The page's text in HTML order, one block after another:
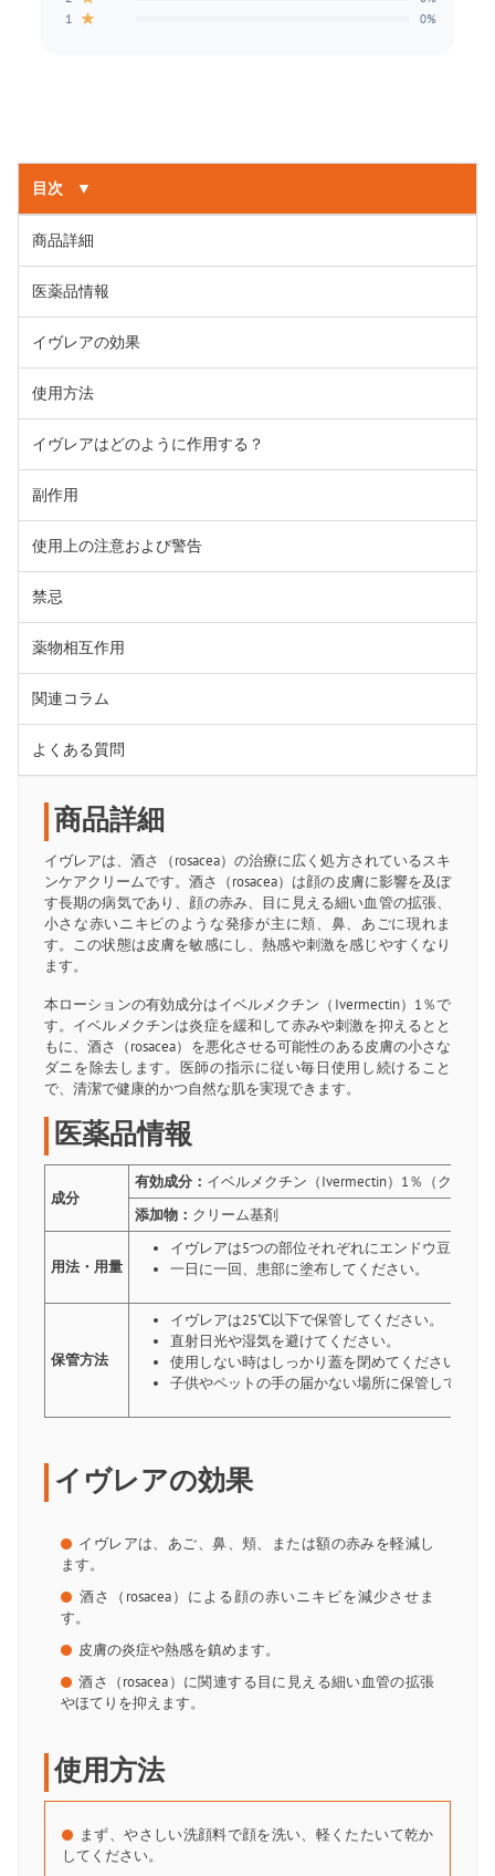
1 ★ 0%
目次 ▼
商品詳細
医薬品情報
イヴレアの効果
使用方法
イヴレアはどのように作用する？
副作用
使用上の注意および警告
禁忌
薬物相互作用
関連コラム
よくある質問
商品詳細
イヴレアは、酒さ（rosacea）の治療に広く処方されているスキ
ンケアクリームです。酒さ（rosacea）は顔の皮膚に影響を及ぼ
す長期の病気であり、顔の赤み、目に見える細い血管の拡張、
小さな赤いニキビのような発疹が主に頬、鼻、あごに現れま
す。この状態は皮膚を敏感にし、熱感や刺激を感じやすくなり
ます。
本ローションの有効成分はイベルメクチン（Ivermectin）1％で
す。イベルメクチンは炎症を緩和して赤みや刺激を抑えるとと
もに、酒さ（rosacea）を悪化させる可能性のある皮膚の小さな
ダニを除去します。医師の指示に従い毎日使用し続けること
で、清潔で健康的かつ自然な肌を実現できます。
医薬品情報
成分
有効成分： イベルメクチン（Ivermectin）1％（クリー
添加物： クリーム基剤
用法・用量
イヴレアは5つの部位それぞれにエンドウ豆大を
一日に一回、患部に塗布してください。
保管方法
イヴレアは25℃以下で保管してください。
直射日光や湿気を避けてください。
使用しない時はしっかり蓋を閉めてください。
子供やペットの手の届かない場所に保管してくだ
イヴレアの効果
イヴレアは、あご、鼻、頬、または額の赤みを軽減し
ます。
酒さ（rosacea）による顔の赤いニキビを減少させま
す。
皮膚の炎症や熱感を鎮めます。
酒さ（rosacea）に関連する目に見える細い血管の拡張
やほてりを抑えます。
使用方法
まず、やさしい洗顔料で顔を洗い、軽くたたいて乾か
してください。